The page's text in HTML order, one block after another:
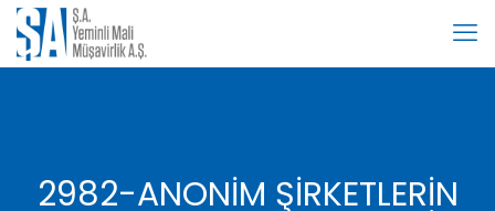
2982-ANONİM ŞİRKETLERİN